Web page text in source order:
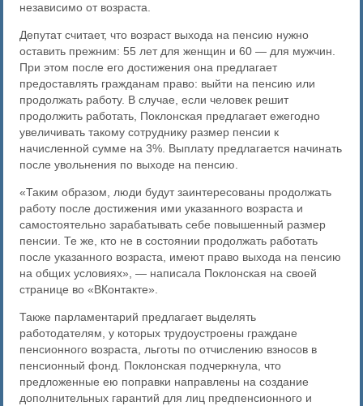
независимо от возраста.
Депутат считает, что возраст выхода на пенсию нужно
оставить прежним: 55 лет для женщин и 60 — для мужчин.
При этом после его достижения она предлагает
предоставлять гражданам право: выйти на пенсию или
продолжать работу. В случае, если человек решит
продолжить работать, Поклонская предлагает ежегодно
увеличивать такому сотруднику размер пенсии к
начисленной сумме на 3%. Выплату предлагается начинать
после увольнения по выходе на пенсию.
«Таким образом, люди будут заинтересованы продолжать
работу после достижения ими указанного возраста и
самостоятельно зарабатывать себе повышенный размер
пенсии. Те же, кто не в состоянии продолжать работать
после указанного возраста, имеют право выхода на пенсию
на общих условиях», — написала Поклонская на своей
странице во «ВКонтакте».
Также парламентарий предлагает выделять
работодателям, у которых трудоустроены граждане
пенсионного возраста, льготы по отчислению взносов в
пенсионный фонд. Поклонская подчеркнула, что
предложенные ею поправки направлены на создание
дополнительных гарантий для лиц предпенсионного и